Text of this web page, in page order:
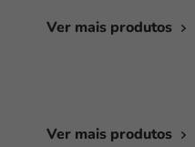
Ver mais produtos
Ver mais produtos